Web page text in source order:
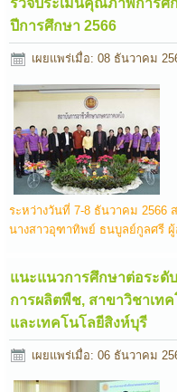
รวจประเมินคุณภาพการศึ
ปีการศึกษา 2566
เผยแพร่เมื่อ: 08 ธันวาคม
ระหว่างวันที่ 7-8 ธันวาคม 2566
นางสาวอุฑาทิพย์ ธนบูลย์กูลศรี
แนะแนวการศึกษาต่อระดั
การผลิตพืช, สาขาวิชาเท
และเทคโนโลยีสิงห์บุรี
เผยแพร่เมื่อ: 06 ธันวาคม